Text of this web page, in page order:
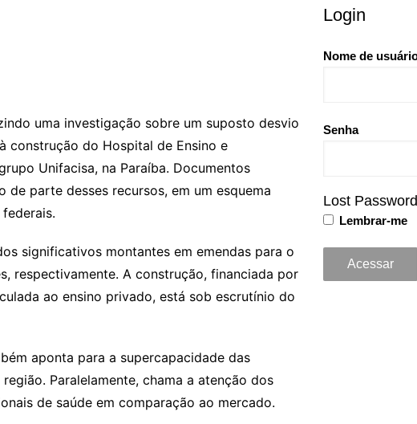
uma investigação sobre um suposto desvio
construção do Hospital de Ensino e
Unifacisa, na Paraíba. Documentos
parte desses recursos, em um esquema
significativos montantes em emendas para o
respectivamente. A construção, financiada por
ao ensino privado, está sob escrutínio do
aponta para a supercapacidade das
Paralelamente, chama a atenção dos
de saúde em comparação ao mercado.
Login
Nome de
Senha
Lost
Lembrar-me